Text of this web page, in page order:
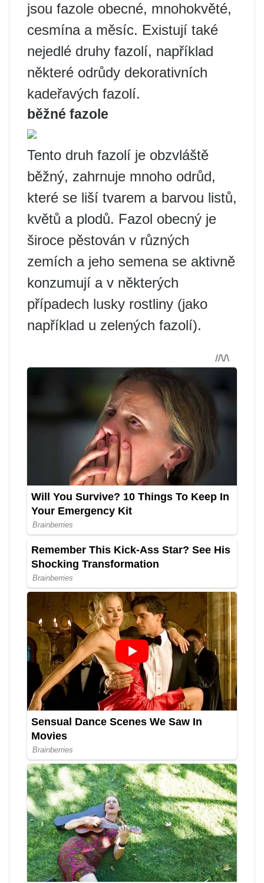
jsou fazole obecné, mnohokvěté,
cesmína a měsíc. Existují také
nejedlé druhy fazolí, například
některé odrůdy dekorativních
kadeřavých fazolí.
běžné fazole
Tento druh fazolí je obzvláště
běžný, zahrnuje mnoho odrůd,
které se liší tvarem a barvou listů,
květů a plodů. Fazol obecný je
široce pěstován v různých
zemích a jeho semena se aktivně
konzumují a v některých
případech lusky rostliny (jako
například u zelených fazolí).